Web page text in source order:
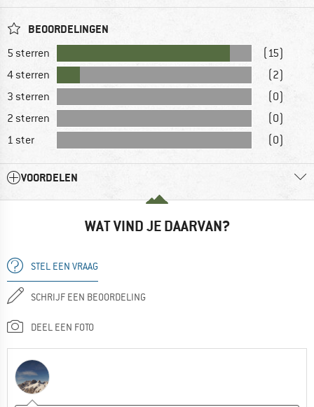
BEOORDELINGEN
5 sterren
(15)
4 sterren
(2)
3 sterren
(0)
2 sterren
(0)
1 ster
(0)
VOORDELEN
WAT VIND JE DAARVAN?
STEL EEN VRAAG
SCHRIJF EEN BEOORDELING
DEEL EEN FOTO